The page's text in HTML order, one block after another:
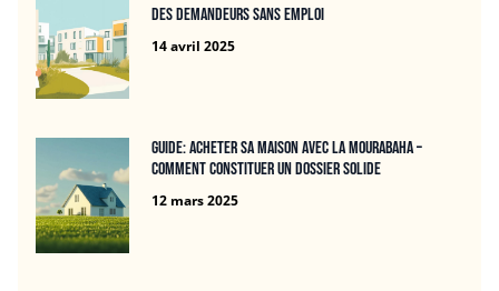
des demandeurs sans emploi
14 avril 2025
Guide: Acheter sa maison avec la mourabaha –
Comment constituer un dossier solide
12 mars 2025